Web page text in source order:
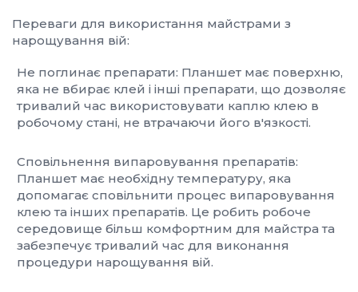
Переваги для використання майстрами з
нарощування вій:
Не поглинає препарати: Планшет має поверхню,
яка не вбирає клей і інші препарати, що дозволяє
тривалий час використовувати каплю клею в
робочому стані, не втрачаючи його в'язкості.
Сповільнення випаровування препаратів:
Планшет має необхідну температуру, яка
допомагає сповільнити процес випаровування
клею та інших препаратів. Це робить робоче
середовище більш комфортним для майстра та
забезпечує тривалий час для виконання
процедури нарощування вій.